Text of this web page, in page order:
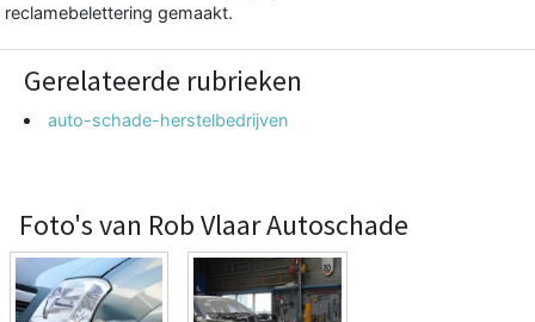
reclamebelettering gemaakt.
Gerelateerde rubrieken
auto-schade-herstelbedrijven
Foto's van Rob Vlaar Autoschade